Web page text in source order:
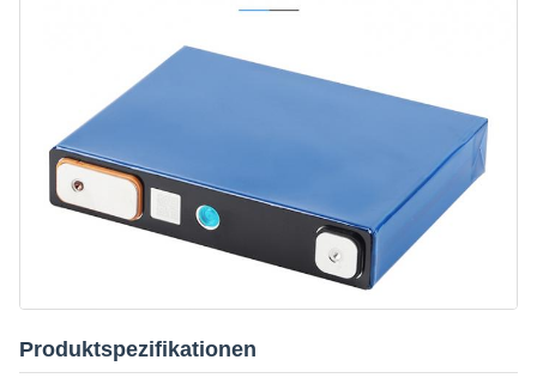
Produktspezifikationen